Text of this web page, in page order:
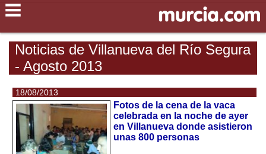
Noticias de Villanueva del Río Segura
- Agosto 2013
18/08/2013
Fotos de la cena de la vaca
celebrada en la noche de ayer
en Villanueva donde asistieron
unas 800 personas